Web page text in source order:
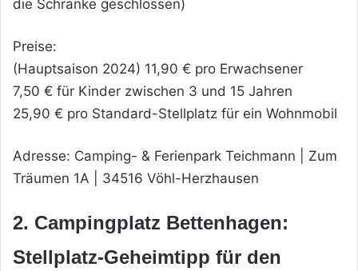
die Schranke geschlossen)
Preise:
(Hauptsaison 2024) 11,90 € pro Erwachsener
7,50 € für Kinder zwischen 3 und 15 Jahren
25,90 € pro Standard-Stellplatz für ein Wohnmobil
Adresse: Camping- & Ferienpark Teichmann | Zum
Träumen 1A | 34516 Vöhl-Herzhausen
2. Campingplatz Bettenhagen:
Stellplatz-Geheimtipp für den